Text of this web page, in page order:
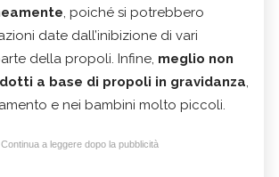
, poiché si potrebbero
date dall’inibizione di vari
della propoli. Infine, meglio non
a base di propoli in gravidanza,
e nei bambini molto piccoli.
Continua a leggere dopo la pubblicità